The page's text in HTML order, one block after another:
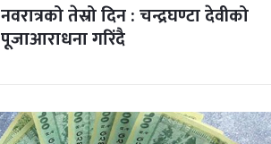
नवरात्रको तेस्रो दिन : चन्द्रघण्टा देवीको
पूजाआराधना गरिंदै